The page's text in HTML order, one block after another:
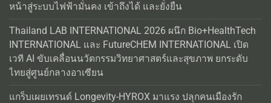
หน้าสู่ระบบไฟฟ้ามั่นคง เข้าถึงได้ และยั่งยืน
Thailand LAB INTERNATIONAL 2026 ผนึก Bio+HealthTech
INTERNATIONAL และ FutureCHEM INTERNATIONAL เปิด
เวที AI ขับเคลื่อนนวัตกรรมวิทยาศาสตร์และสุขภาพ ยกระดับ
ไทยสู่ศูนย์กลางอาเซียน
แกร็บเผยเทรนด์ Longevity-HYROX มาแรง ปลุกคนเมืองรัก